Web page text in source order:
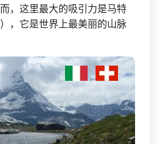
，这里最大的吸引力是马特
，它是世界上最美丽的山脉